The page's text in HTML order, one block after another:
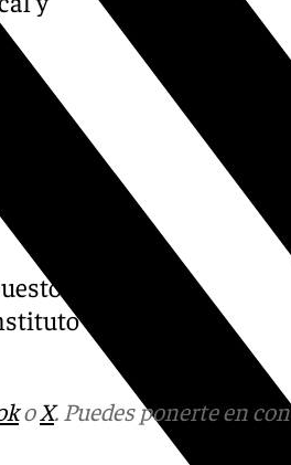
la
oX. Puedes ponerte en